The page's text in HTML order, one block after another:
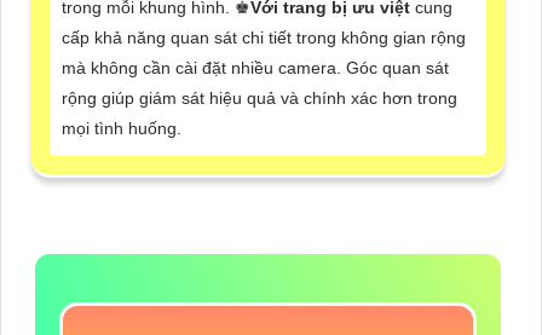
trong mỗi khung hình. ♚Với trang bị ưu việt cung
cấp khả năng quan sát chi tiết trong không gian rộng
mà không cần cài đặt nhiều camera. Góc quan sát
rộng giúp giám sát hiệu quả và chính xác hơn trong
mọi tình huống.